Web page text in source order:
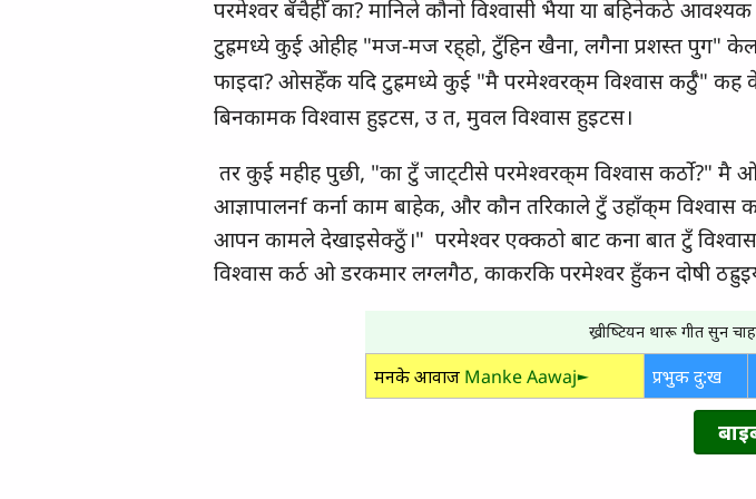
परमेश्‍वर बँचैहीँ का? मानिले कौनो विश्‍वासी भैया या बहिनेकठे
टुह्रमध्‍ये कुई ओहीह "मज-मज रह्‌हो, टुँहिन खैना, लगैना प्रशस्‍त
फाइदा? ओसहेँक यदि टुह्रमध्‍ये कुई "मै परमेश्‍वरक्‌म विश्‍वास कर्ठुँ"
बिनकामक विश्‍वास हुइटस, उ त, मुवल विश्‍वास हुइटस।
तर कुई महीह पुछी, "का टुँ जाट्‍टीसे परमेश्‍वरक्‌म विश्‍वास कर्ठो?"
आज्ञापालनfकर्ना काम बाहेक, और कौन तरिकाले टुँ उहाँक्‌म विश्‍वास
आपन कामले देखाइसेक्‍ठुँ।" परमेश्‍वर एक्‍कठो बाट कना बात टुँ
विश्‍वास कर्ठ ओ डरकमार लग्‍लगैठ, काकरकि परमेश्‍वर हुँकन दोषी
ख्रीष्‍टियन थारू गीत सुन
मनके आवाज Manke Aawaj► प्रभुक दु:ख